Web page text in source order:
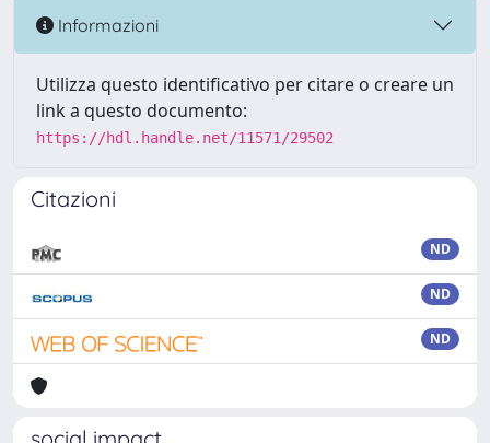
Informazioni
Utilizza questo identificativo per citare o creare un
link a questo documento:
https://hdl.handle.net/11571/29502
Citazioni
ND
ND
ND